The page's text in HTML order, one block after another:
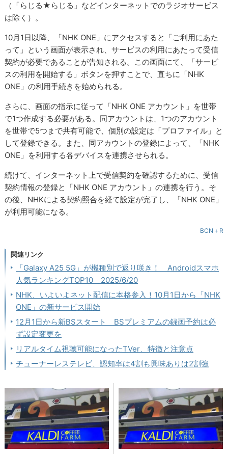
（「らじる★らじる」などインターネットでのラジオサービス
は除く）。
10月1日以降、「NHK ONE」にアクセスすると「ご利用にあた
って」という画面が表示され、サービスの利用にあたって受信
契約が必要であることが告知される。この画面にて、「サービ
スの利用を開始する」ボタンを押すことで、直ちに「NHK
ONE」の利用手続きを始められる。
さらに、画面の指示に従って「NHK ONE アカウント」を世帯
で1つ作成する必要がある。同アカウントは、1つのアカウント
を世帯で5つまで共有可能で、個別の設定は「プロファイル」と
して登録できる。また、同アカウントの登録によって、「NHK
ONE」を利用する各デバイスを連携させられる。
続けて、インターネット上で受信契約を確認するために、受信
契約情報の登録と「NHK ONE アカウント」の連携を行う。そ
の後、NHKによる契約照合を経て設定が完了し、「NHK ONE」
が利用可能になる。
BCN＋R
関連リンク
「Galaxy A25 5G」が機種別で返り咲き！ Androidスマホ
人気ランキングTOP10 2025/6/20
NHK、いよいよネット配信に本格参入！10月1日から「NHK
ONE」の新サービス開始
12月1日から新BSスタート BSプレミアムの録画予約は必
ず設定変更を
リアルタイム視聴可能になったTVer、特徴と注意点
チューナーレステレビ、認知率は4割も興味ありは2割強